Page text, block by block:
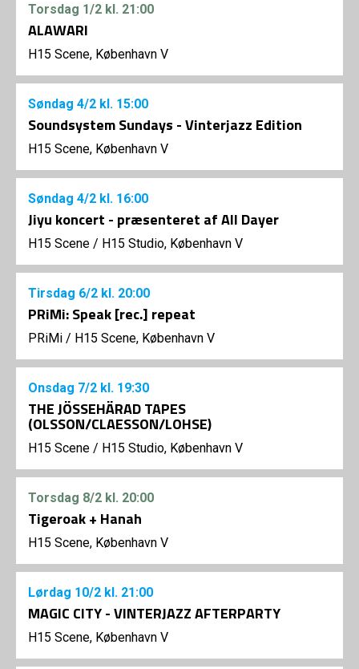
Torsdag 1/2 kl. 21:00
ALAWARI
H15 Scene, København V
Søndag 4/2 kl. 15:00
Soundsystem Sundays - Vinterjazz Edition
H15 Scene, København V
Søndag 4/2 kl. 16:00
Jiyu koncert - præsenteret af All Dayer
H15 Scene / H15 Studio, København V
Tirsdag 6/2 kl. 20:00
PRiMi: Speak [rec.] repeat
PRiMi / H15 Scene, København V
Onsdag 7/2 kl. 19:30
THE JÖSSEHÄRAD TAPES
(OLSSON/CLAESSON/LOHSE)
H15 Scene / H15 Studio, København V
Torsdag 8/2 kl. 20:00
Tigeroak + Hanah
H15 Scene, København V
Lørdag 10/2 kl. 21:00
MAGIC CITY - VINTERJAZZ AFTERPARTY
H15 Scene, København V